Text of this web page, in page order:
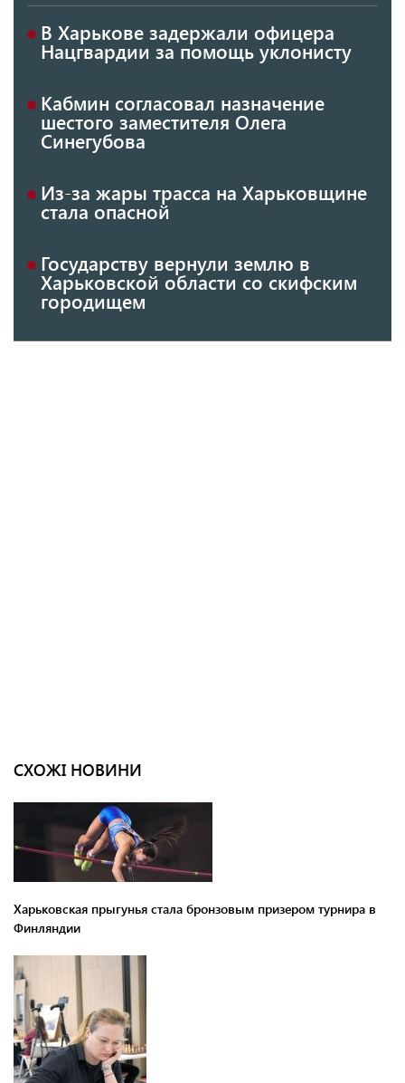
В Харькове задержали офицера
Нацгвардии за помощь уклонисту
Кабмин согласовал назначение
шестого заместителя Олега
Синегубова
Из-за жары трасса на Харьковщине
стала опасной
Государству вернули землю в
Харьковской области со скифским
городищем
СХОЖІ НОВИНИ
Харьковская прыгунья стала бронзовым призером турнира в
Финляндии